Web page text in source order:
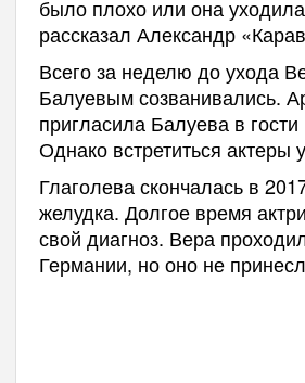
было плохо или она
рассказал Александр
Всего за неделю до ухода
Балуевым созванивались.
пригласила Балуева в
Однако встретиться актеры
Глаголева скончалась в
желудка. Долгое время
свой диагноз. Вера
Германии, но оно не